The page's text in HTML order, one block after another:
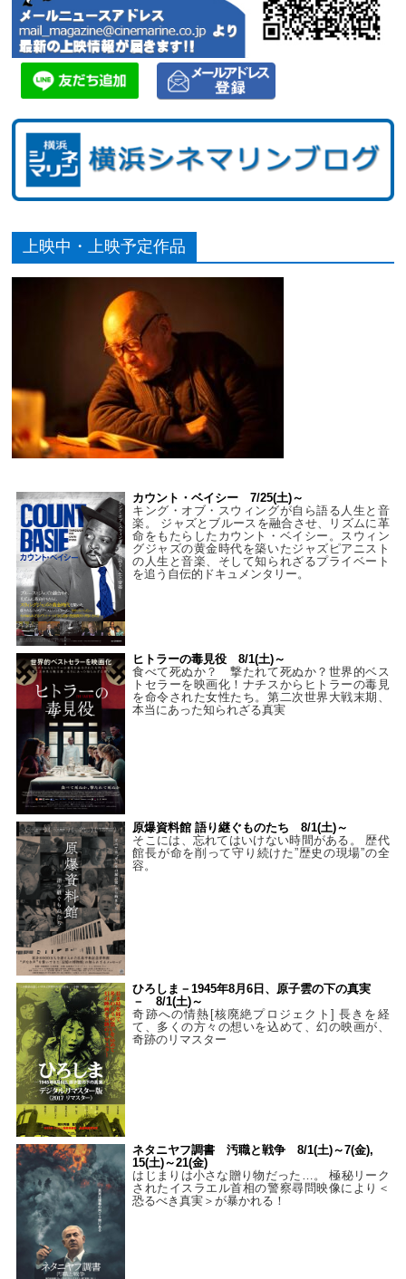
上映中・上映予定作品
カウント・ベイシー 7/25(土)～
キング・オブ・スウィングが自ら語る人生と音
楽。 ジャズとブルースを融合させ、リズムに革
命をもたらしたカウント・ベイシー。スウィン
グジャズの黄金時代を築いたジャズピアニスト
の人生と音楽、そして知られざるプライベート
を追う自伝的ドキュメンタリー。
ヒトラーの毒見役 8/1(土)～
食べて死ぬか？ 撃たれて死ぬか？世界的ベス
トセラーを映画化！ナチスからヒトラーの毒見
を命令された女性たち。第二次世界大戦末期、
本当にあった知られざる真実
原爆資料館 語り継ぐものたち 8/1(土)～
そこには、忘れてはいけない時間がある。 歴代
館長が命を削って守り続けた”歴史の現場”の全
容。
ひろしま－1945年8月6日、原子雲の下の真実
－ 8/1(土)～
奇跡への情熱[核廃絶プロジェクト] 長きを経
て、多くの方々の想いを込めて、幻の映画が、
奇跡のリマスター
ネタニヤフ調書 汚職と戦争 8/1(土)～7(金),
15(土)～21(金)
はじまりは小さな贈り物だった…。 極秘リーク
されたイスラエル首相の警察尋問映像により＜
恐るべき真実＞が暴かれる！